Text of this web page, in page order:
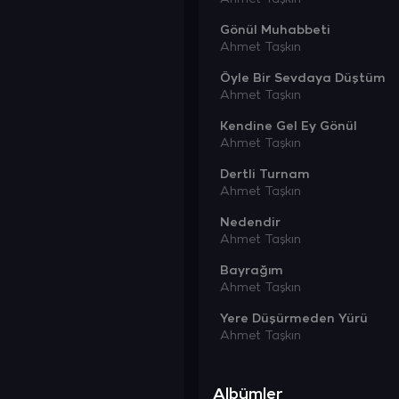
Gönül Muhabbeti
Ahmet Taşkın
Öyle Bir Sevdaya Düştüm
Ahmet Taşkın
Kendine Gel Ey Gönül
Ahmet Taşkın
Dertli Turnam
Ahmet Taşkın
Nedendir
Ahmet Taşkın
Bayrağım
Ahmet Taşkın
Yere Düşürmeden Yürü
Ahmet Taşkın
Albümler